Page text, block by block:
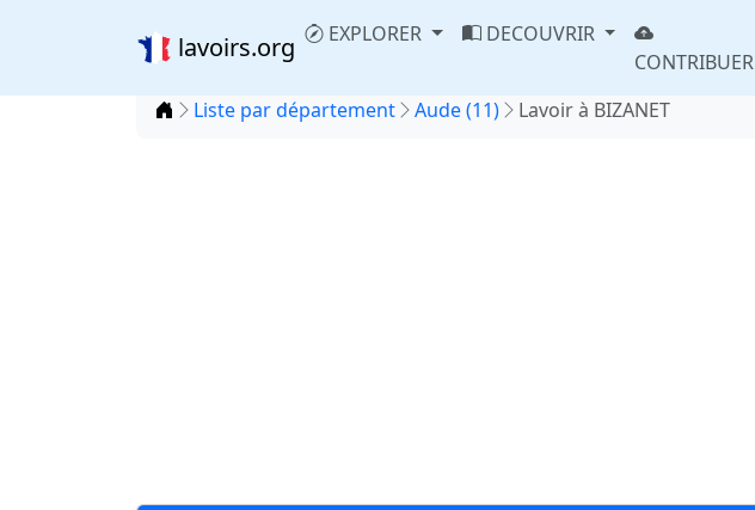
lavoirs.org EXPLORER
DECOUVRIR
CONTRIBUER
Accueil
Liste par département Aude (11) Lavoir à BIZANET